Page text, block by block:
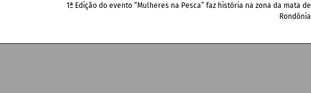
1ª Edição do evento “Mulheres na Pesca” faz história na zona da mata de
Rondônia